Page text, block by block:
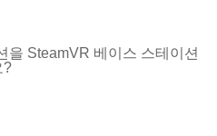
을 SteamVR 베이스 스테이션
?